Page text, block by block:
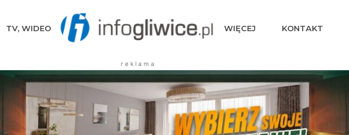
TV, WIDEO WIĘCEJ KONTAKT
r e k l a m a